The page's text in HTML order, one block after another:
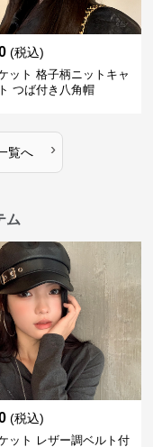
(税込)
ット 格子柄ニットキャ
つば付き八角帽
覧へ ›
ム
(税込)
ット レザー調ベルト付